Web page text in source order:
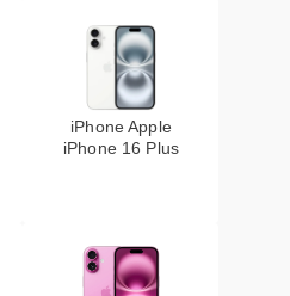
iPhone Apple
iPhone 16 Plus